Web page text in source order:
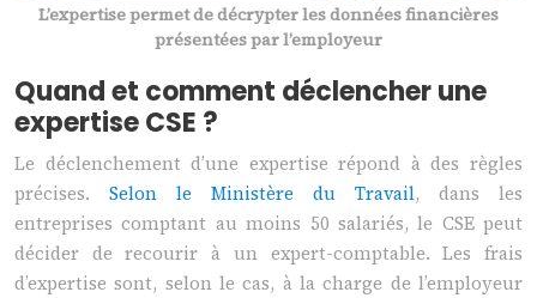
L’expertise permet de décrypter les données financières
présentées par l’employeur
Quand et comment déclencher une
expertise CSE ?
Le déclenchement d’une expertise répond à des règles
précises. Selon le Ministère du Travail, dans les
entreprises comptant au moins 50 salariés, le CSE peut
décider de recourir à un expert-comptable. Les frais
d’expertise sont, selon le cas, à la charge de l’employeur